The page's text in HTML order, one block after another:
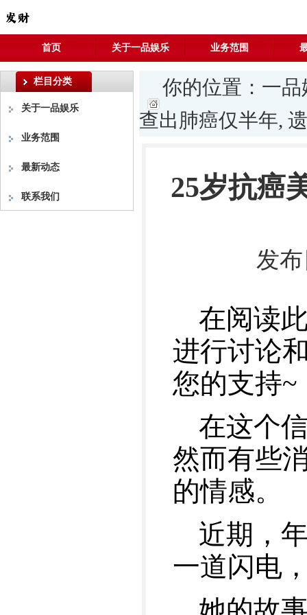
首页 关于一品娱乐 业务范围
栏目分类
关于一品娱乐
业务范围
最新动态
联系我们
你的位置： 一品
查出肺癌仅半年,
25岁抗癌
发
在阅读
进行讨论
您的支持~
在这个
然而有些
的情感。
近期，
一道闪电